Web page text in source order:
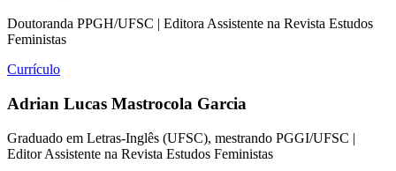
Doutoranda PPGH/UFSC | Editora Assistente na Revista Estudos
Feministas
Currículo
Adrian Lucas Mastrocola Garcia
Graduado em Letras-Inglês (UFSC), mestrando PGGI/UFSC |
Editor Assistente na Revista Estudos Feministas